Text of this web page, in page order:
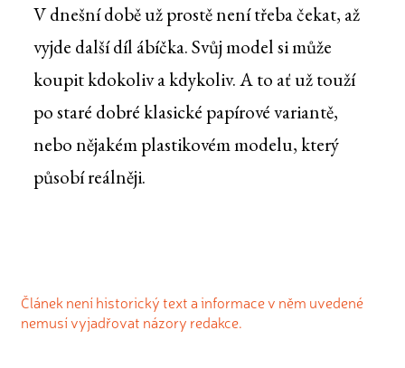
V dnešní době už prostě není třeba čekat, až
vyjde další díl ábíčka. Svůj model si může
koupit kdokoliv a kdykoliv. A to ať už touží
po staré dobré klasické papírové variantě,
nebo nějakém plastikovém modelu, který
působí reálněji.
Článek není historický text a informace v něm uvedené
nemusí vyjadřovat názory redakce.